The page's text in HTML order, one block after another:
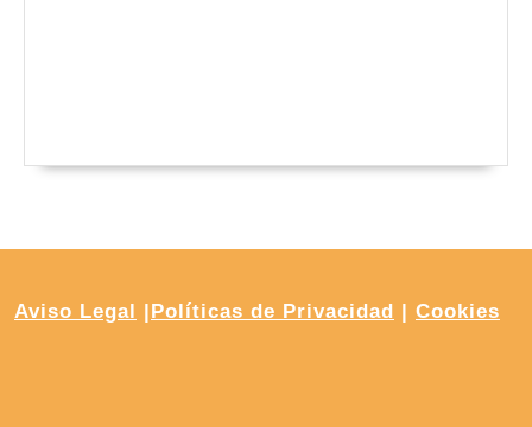
Aviso Legal |Políticas de Privacidad | Cookies